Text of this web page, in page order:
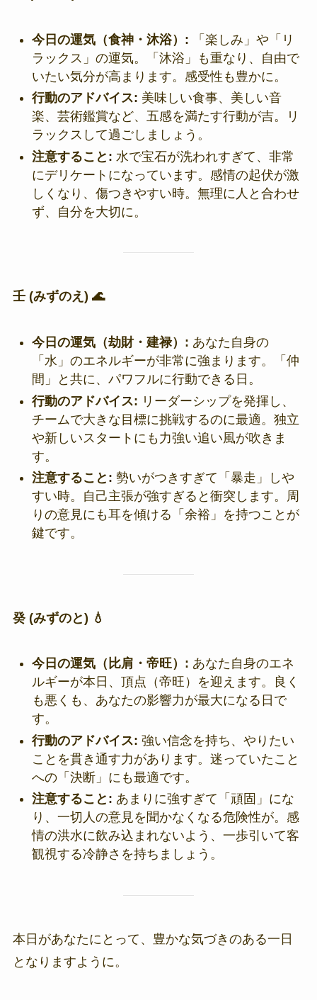
今日の運気（食神・沐浴）: 「楽しみ」や「リ
ラックス」の運気。「沐浴」も重なり、自由で
いたい気分が高まります。感受性も豊かに。
行動のアドバイス: 美味しい食事、美しい音
楽、芸術鑑賞など、五感を満たす行動が吉。リ
ラックスして過ごしましょう。
注意すること: 水で宝石が洗われすぎて、非常
にデリケートになっています。感情の起伏が激
しくなり、傷つきやすい時。無理に人と合わせ
ず、自分を大切に。
壬 (みずのえ) 🌊
今日の運気（劫財・建禄）: あなた自身の
「水」のエネルギーが非常に強まります。「仲
間」と共に、パワフルに行動できる日。
行動のアドバイス: リーダーシップを発揮し、
チームで大きな目標に挑戦するのに最適。独立
や新しいスタートにも力強い追い風が吹きま
す。
注意すること: 勢いがつきすぎて「暴走」しや
すい時。自己主張が強すぎると衝突します。周
りの意見にも耳を傾ける「余裕」を持つことが
鍵です。
癸 (みずのと) 💧
今日の運気（比肩・帝旺）: あなた自身のエネ
ルギーが本日、頂点（帝旺）を迎えます。良く
も悪くも、あなたの影響力が最大になる日で
す。
行動のアドバイス: 強い信念を持ち、やりたい
ことを貫き通す力があります。迷っていたこと
への「決断」にも最適です。
注意すること: あまりに強すぎて「頑固」にな
り、一切人の意見を聞かなくなる危険性が。感
情の洪水に飲み込まれないよう、一歩引いて客
観視する冷静さを持ちましょう。
本日があなたにとって、豊かな気づきのある一日
となりますように。